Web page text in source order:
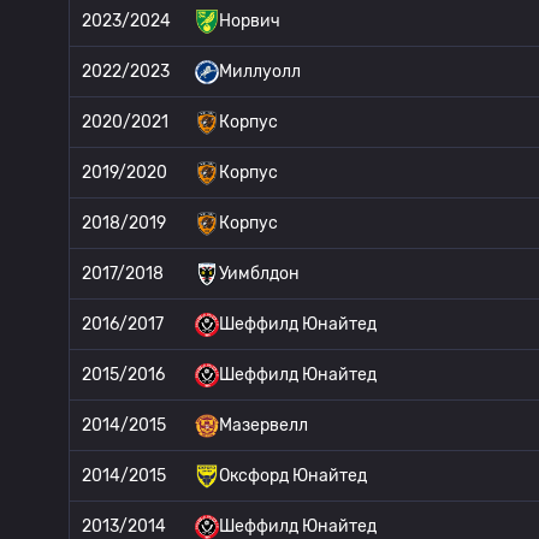
2023/2024 Норвич
2022/2023 Миллуолл
2020/2021 Корпус
2019/2020 Корпус
2018/2019 Корпус
2017/2018 Уимблдон
2016/2017 Шеффилд Юнайтед
2015/2016 Шеффилд Юнайтед
2014/2015 Мазервелл
2014/2015 Оксфорд Юнайтед
2013/2014 Шеффилд Юнайтед